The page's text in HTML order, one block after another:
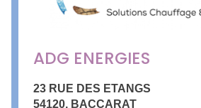
ADG ENERGIES
23 RUE DES ETANGS
54120, BACCARAT